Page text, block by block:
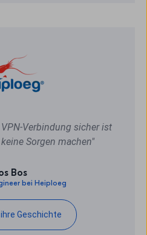
Verbindung sicher ist
Sorgen machen"
Bos
bei Heiploeg
ihre Geschichte